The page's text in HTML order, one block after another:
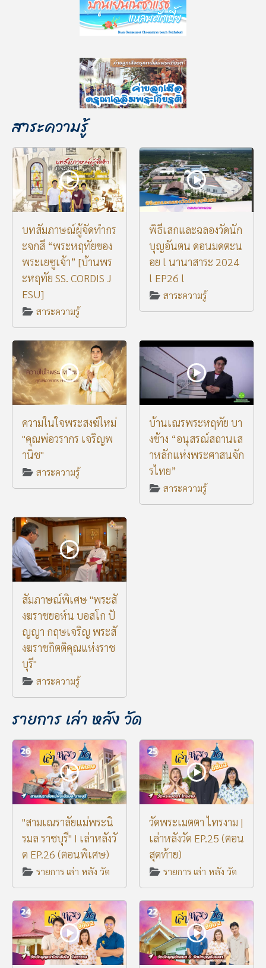
สาระความรู้
บทสัมภาษณ์ผู้จัดทำกร
ะจกสี “พระหฤทัยของ
พระเยซูเจ้า” [บ้านพร
ะหฤทัย SS. CORDIS J
ESU]
สาระความรู้
พิธีเสกและฉลองวัดนัก
บุญอันตน ดอนมดตะน
อย l นานาสาระ 2024
l EP26 l
สาระความรู้
ความในใจพระสงฆ์ใหม่
"คุณพ่อวรากร เจริญพ
านิช"
สาระความรู้
บ้านเณรพระหฤทัย บา
งช้าง “อนุสรณ์สถานเส
าหลักแห่งพระศาสนจัก
รไทย”
สาระความรู้
สัมภาษณ์พิเศษ "พระสั
งฆราชยอห์น บอสโก ปั
ญญา กฤษเจริญ พระสั
งฆราชกิตติคุณแห่งราช
บุรี"
สาระความรู้
รายการ เล่า หลัง วัด
"สามเณราลัยแม่พระนิ
รมล ราชบุรี" I เล่าหลังวั
ด EP.26 (ตอนพิเศษ)
รายการ เล่า หลัง วัด
วัดพระเมตตา ไทรงาม |
เล่าหลังวัด EP.25 (ตอน
สุดท้าย)
รายการ เล่า หลัง วัด